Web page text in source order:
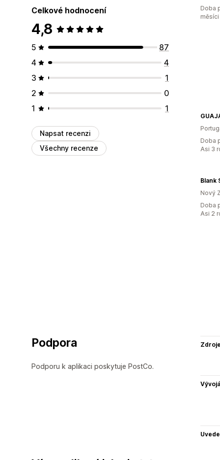
Celkové hodnocení
4,8
5
87
4
4
3
1
2
0
1
1
Napsat recenzi
Všechny recenze
Doba
měsíci
Doba
Asi 3
Blank
Nový
Doba
Asi 2
Podpora
Podporu k aplikaci poskytuje PostCo.
Zdroje